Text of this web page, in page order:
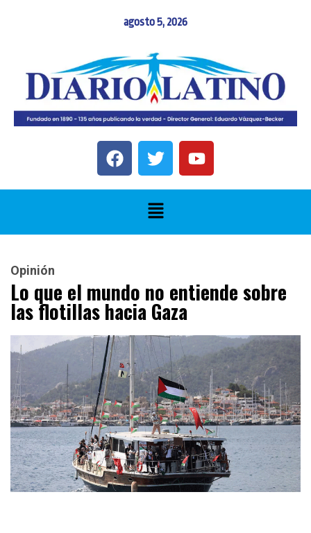
agosto 5, 2026
Opinión
Lo que el mundo no entiende sobre
las flotillas hacia Gaza